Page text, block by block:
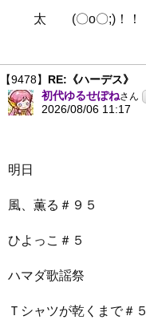
太 (〇o〇;)！！
【9478】 RE:《ハーデス》
初代ゆるせぽねさん
2026/08/06 11:17
明日
風、薫る＃９５
ひよっこ＃５
ハマダ歌謡祭
Ｔシャツが乾くまで＃５